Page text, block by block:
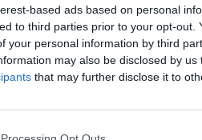
based ads based on personal
to third parties prior to your opt-out.
your personal information by third
may also be disclosed by
that may further disclose it to